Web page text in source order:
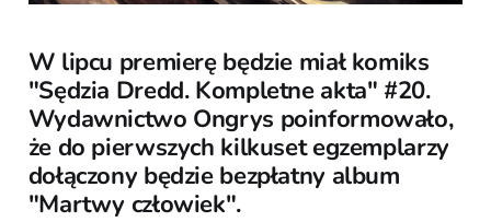
W lipcu premierę będzie miał komiks
"Sędzia Dredd. Kompletne akta" #20.
Wydawnictwo Ongrys poinformowało,
że do pierwszych kilkuset egzemplarzy
dołączony będzie bezpłatny album
"Martwy człowiek".